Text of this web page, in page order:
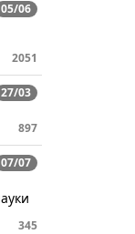
05/06
2051
27/03
897
07/07
345